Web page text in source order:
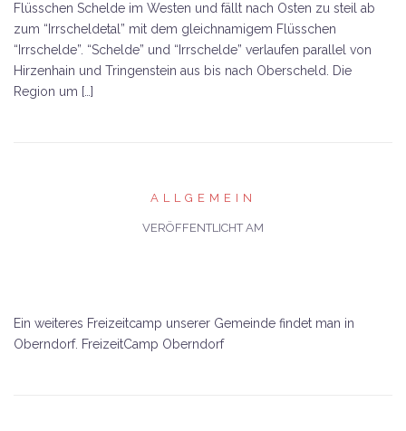
Flüsschen Schelde im Westen und fällt nach Osten zu steil ab
zum “Irrscheldetal” mit dem gleichnamigem Flüsschen
“Irrschelde”. “Schelde” und “Irrschelde” verlaufen parallel von
Hirzenhain und Tringenstein aus bis nach Oberscheld. Die
Region um […]
ALLGEMEIN
VERÖFFENTLICHT AM
Ein weiteres Freizeitcamp unserer Gemeinde findet man in
Oberndorf. FreizeitCamp Oberndorf